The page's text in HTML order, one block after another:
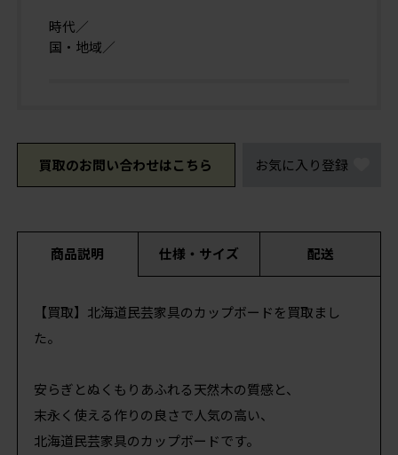
時代／
国・地域／
買取のお問い合わせはこちら お気に入り登録
商品説明 仕様・サイズ 配送
【買取】北海道民芸家具のカップボードを買取まし
た。
安らぎとぬくもりあふれる天然木の質感と、
末永く使える作りの良さで人気の高い、
北海道民芸家具のカップボードです。